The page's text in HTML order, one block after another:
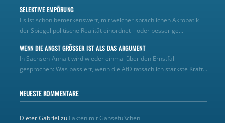
SELEKTIVE EMPÖRUNG
Es ist schon bemerkenswert, mit welcher sprachlichen Akrobatik
der Spiegel politische Realität einordnet – oder besser ge...
WENN DIE ANGST GRÖSSER IST ALS DAS ARGUMENT
In Sachsen-Anhalt wird wieder einmal über den Ernstfall
gesprochen: Was passiert, wenn die AfD tatsächlich stärkste Kraft...
NEUESTE KOMMENTARE
Dieter Gabriel zu Fakten mit Gänsefüßchen